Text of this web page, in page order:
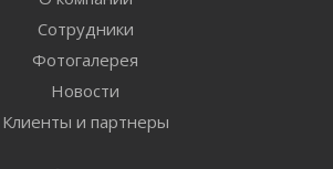
Сотрудники
Фотогалерея
Новости
Клиенты и партнеры